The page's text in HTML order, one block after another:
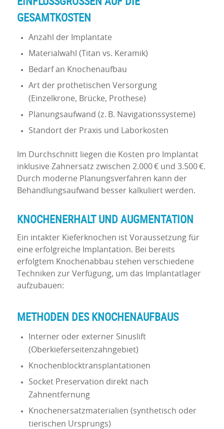
ESAMTKOSTEN
Anzahl der Implantate
Materialwahl (Titan vs. Keramik)
Bedarf an Knochenaufbau
Art der prothetischen Versorgung
(Einzelkrone, Brücke, Prothese)
Planungsaufwand (z. B. Navigationssysteme)
Standort der Praxis und Laborkosten
Im Durchschnitt liegen die Kosten pro Implantat
inklusive Zahnersatz zwischen 2.000 € und 3.500 €.
Durch moderne Planungsverfahren kann der
Behandlungsaufwand besser kalkuliert werden.
KNOCHENERHALT UND AUGMENTATION
Ein intakter Kieferknochen ist Voraussetzung für
eine erfolgreiche Implantation. Bei bereits
erfolgtem Knochenabbau stehen verschiedene
Techniken zur Verfügung, um das Implantatlager
aufzubauen:
METHODEN DES KNOCHENAUFBAUS
Interner oder externer Sinuslift
(Oberkieferseitenzahngebiet)
Knochenblocktransplantationen
Socket Preservation direkt nach
Zahnentfernung
Knochenersatzmaterialien (synthetisch oder
tierischen Ursprungs)